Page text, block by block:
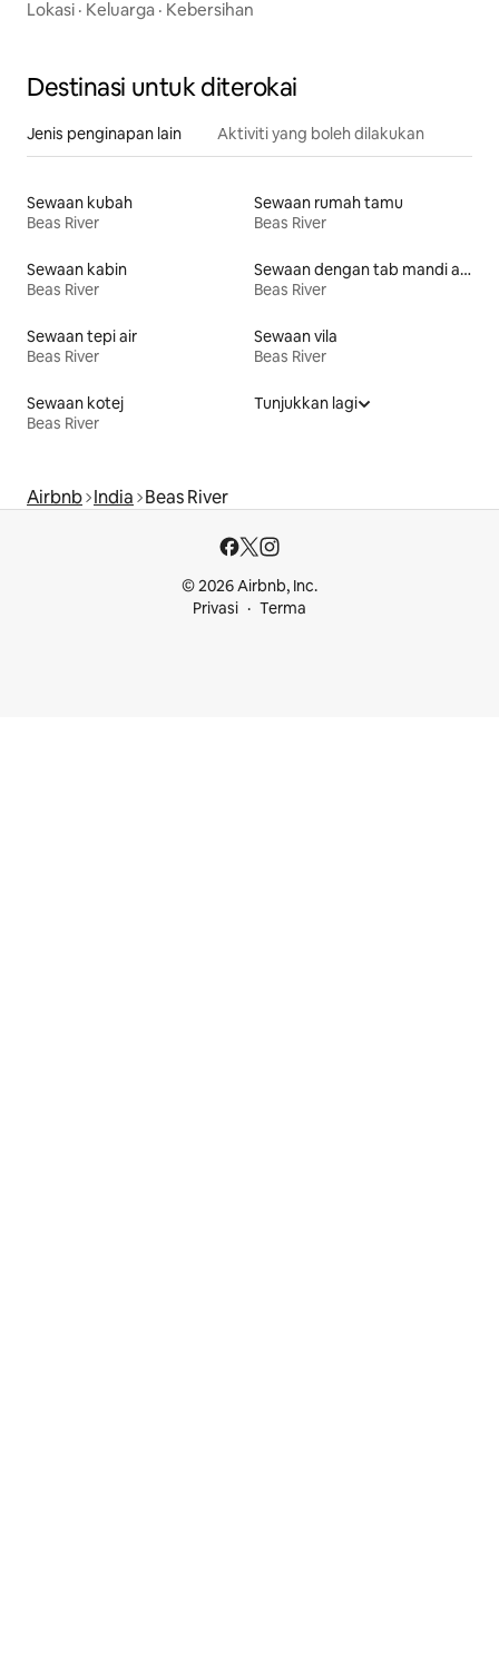
Lokasi · Keluarga · Kebersihan
Destinasi untuk diterokai
Jenis penginapan lain Aktiviti yang boleh dilakukan
Sewaan kubah
Beas River
Sewaan rumah tamu
Beas River
Sewaan kabin
Beas River
Sewaan dengan tab mandi air panas
Beas River
Sewaan tepi air
Beas River
Sewaan vila
Beas River
Sewaan kotej
Beas River
Tunjukkan lagi
Airbnb India Beas River
© 2026 Airbnb, Inc.
Privasi
Terma